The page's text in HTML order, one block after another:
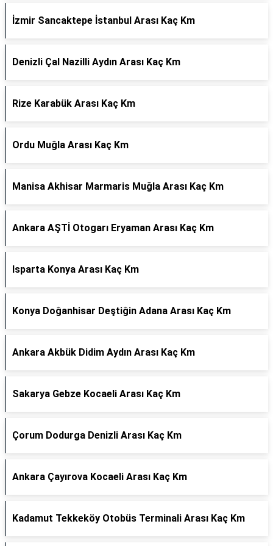
İzmir Sancaktepe İstanbul Arası Kaç Km
Denizli Çal Nazilli Aydın Arası Kaç Km
Rize Karabük Arası Kaç Km
Ordu Muğla Arası Kaç Km
Manisa Akhisar Marmaris Muğla Arası Kaç Km
Ankara AŞTİ Otogarı Eryaman Arası Kaç Km
Isparta Konya Arası Kaç Km
Konya Doğanhisar Deştiğin Adana Arası Kaç Km
Ankara Akbük Didim Aydın Arası Kaç Km
Sakarya Gebze Kocaeli Arası Kaç Km
Çorum Dodurga Denizli Arası Kaç Km
Ankara Çayırova Kocaeli Arası Kaç Km
Kadamut Tekkeköy Otobüs Terminali Arası Kaç Km